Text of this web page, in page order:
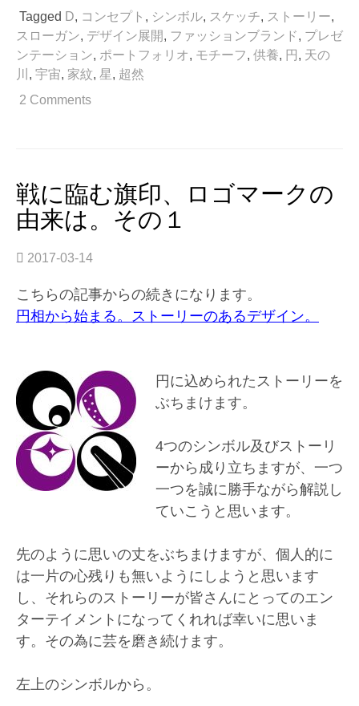
む
旗
印、
ロ
由
来
は。
Tagged D, コンセプト , シンボル, スケッチ, ストーリー,
スローガン, デザイン展開, ファッションブランド, プレゼ
ンテーション, ポートフォリオ, モチーフ, 供養, 円 , 天の
川 , 宇宙, 家紋, 星, 超然
2 Comments
戦に臨む旗印、ロゴマークの
由来は。その１
2017-03-14
こちらの記事からの続きになります。
円相から始まる。ストーリーのあるデザイン。
円に込められたストーリーを
ぶちまけます。
4つのシンボル及びストーリ
ーから成り立ちますが、一つ
一つを誠に勝手ながら解説し
ていこうと思います。
先のように思いの丈をぶちまけますが、個人的に
は一片の心残りも無いようにしようと思います
し、それらのストーリーが皆さんにとってのエン
ターテイメントになってくれれば幸いに思いま
す。その為に芸を磨き続けます。
左上のシンボルから。